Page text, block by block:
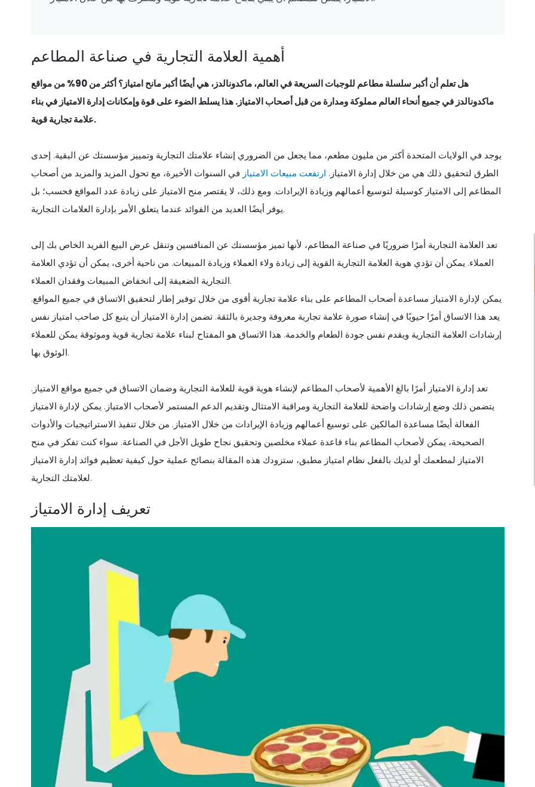
أهمية العلامة التجارية في صناعة المطاعم
هل تعلم أن أكبر سلسلة مطاعم للوجبات السريعة في العالم، ماكدونالدز، هي أيضًا أكبر مانح امتياز؟ أكثر من 90% من مواقع
ماكدونالدز في جميع أنحاء العالم مملوكة ومدارة من قبل أصحاب الامتياز. هذا يسلط الضوء على قوة وإمكانات إدارة الامتياز في بناء
علامة تجارية قوية.
يوجد في الولايات المتحدة أكثر من مليون مطعم، مما يجعل من الضروري إنشاء علامتك التجارية وتمييز مؤسستك عن البقية. إحدى
الطرق لتحقيق ذلك هي من خلال إدارة الامتياز. ارتفعت مبيعات الامتياز في السنوات الأخيرة، مع تحول المزيد والمزيد من أصحاب
المطاعم إلى الامتياز كوسيلة لتوسيع أعمالهم وزيادة الإيرادات. ومع ذلك، لا يقتصر منح الامتياز على زيادة عدد المواقع فحسب؛ بل
يوفر أيضًا العديد من الفوائد عندما يتعلق الأمر بإدارة العلامات التجارية.
تعد العلامة التجارية أمرًا ضروريًا في صناعة المطاعم، لأنها تميز مؤسستك عن المنافسين وتنقل عرض البيع الفريد الخاص بك إلى
العملاء. يمكن أن تؤدي هوية العلامة التجارية القوية إلى زيادة ولاء العملاء وزيادة المبيعات. من ناحية أخرى، يمكن أن تؤدي العلامة
التجارية الضعيفة إلى انخفاض المبيعات وفقدان العملاء.
يمكن لإدارة الامتياز مساعدة أصحاب المطاعم على بناء علامة تجارية أقوى من خلال توفير إطار لتحقيق الاتساق في جميع المواقع.
يعد هذا الاتساق أمرًا حيويًا في إنشاء صورة علامة تجارية معروفة وجديرة بالثقة. تضمن إدارة الامتياز أن يتبع كل صاحب امتياز نفس
إرشادات العلامة التجارية ويقدم نفس جودة الطعام والخدمة. هذا الاتساق هو المفتاح لبناء علامة تجارية قوية وموثوقة يمكن للعملاء
الوثوق بها.
تعد إدارة الامتياز أمرًا بالغ الأهمية لأصحاب المطاعم لإنشاء هوية قوية للعلامة التجارية وضمان الاتساق في جميع مواقع الامتياز.
يتضمن ذلك وضع إرشادات واضحة للعلامة التجارية ومراقبة الامتثال وتقديم الدعم المستمر لأصحاب الامتياز. يمكن لإدارة الامتياز
الفعالة أيضًا مساعدة المالكين على توسيع أعمالهم وزيادة الإيرادات من خلال الامتياز. من خلال تنفيذ الاستراتيجيات والأدوات
الصحيحة، يمكن لأصحاب المطاعم بناء قاعدة عملاء مخلصين وتحقيق نجاح طويل الأجل في الصناعة. سواء كنت تفكر في منح
الامتياز لمطعمك أو لديك بالفعل نظام امتياز مطبق، ستزودك هذه المقالة بنصائح عملية حول كيفية تعظيم فوائد إدارة الامتياز
لعلامتك التجارية.
تعريف إدارة الامتياز